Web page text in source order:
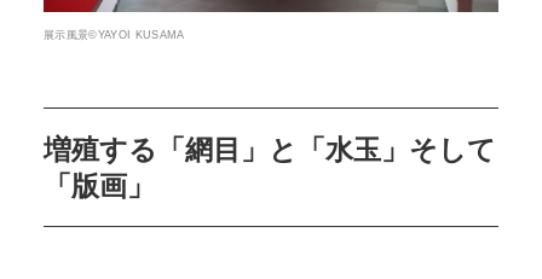
展示風景©YAYOI KUSAMA
増殖する「網目」と「水玉」そして
「版画」